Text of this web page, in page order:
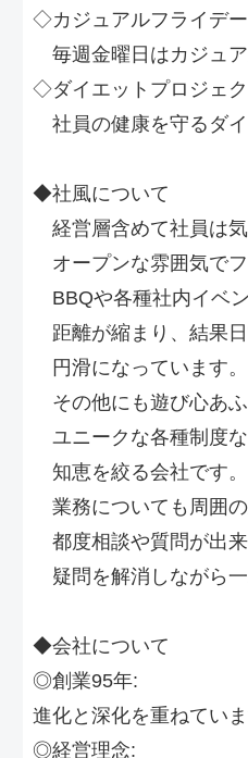
◇カジュアルフライデー
毎週金曜日はカジュ
◇ダイエットプロジェク
社員の健康を守るダ
◆社風について
経営層含めて社員は気
オープンな雰囲気でフ
BBQや各種社内イベ
距離が縮まり、結果
円滑になっています。
その他にも遊び心あ
ユニークな各種制度
知恵を絞る会社です。
業務についても周囲
都度相談や質問が出来
疑問を解消しながら一
◆会社について
◎創業95年:
進化と深化を重ねてい
◎経営理念: